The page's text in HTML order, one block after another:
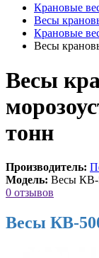
Крановые
Весы
Крановые
Весы
Весы
тонн
Производитель:
Модель: Весы
0 отзывов
Весы КВ-